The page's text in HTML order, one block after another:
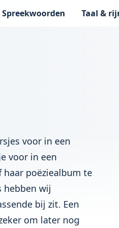
Spreekwoorden Taal &
voor in een
voor in een
poëziealbum te
hebben wij
bij zit. Een
om later nog